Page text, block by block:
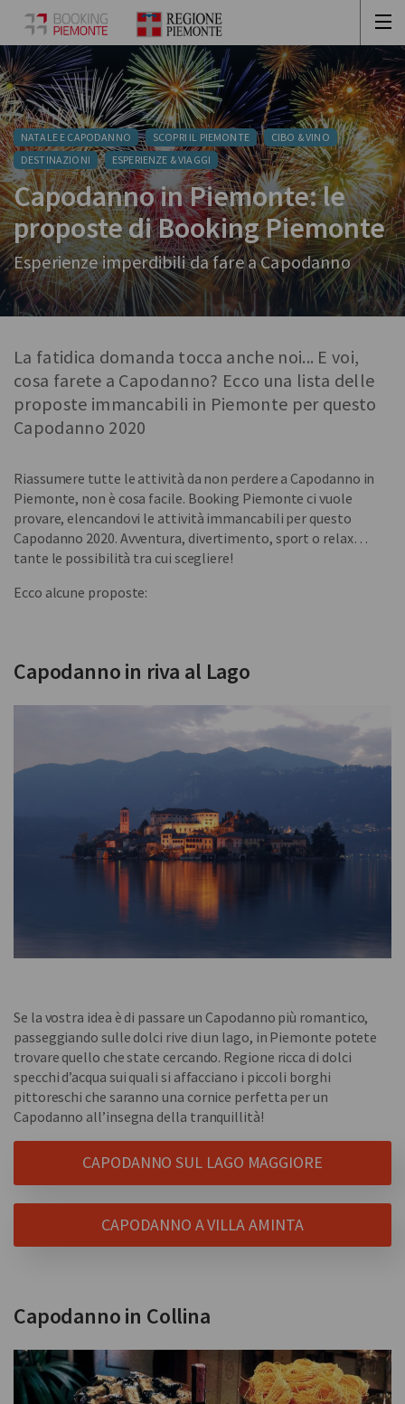
NATALE E CAPODANNO SCOPRI IL PIEMONTE
CIBO & VINO
DESTINAZIONI
ESPERIENZE & VIAGGI
Capodanno in Piemonte: le
proposte di Booking Piemonte
Esperienze imperdibili da fare a Capodanno
La fatidica domanda tocca anche noi... E voi,
cosa farete a Capodanno? Ecco una lista delle
proposte immancabili in Piemonte per questo
Capodanno 2020
Riassumere tutte le attività da non perdere a Capodanno in
Piemonte, non è cosa facile. Booking Piemonte ci vuole
provare, elencandovi le attività immancabili per questo
Capodanno 2020. Avventura, divertimento, sport o relax…
tante le possibilità tra cui scegliere!
Ecco alcune proposte:
Capodanno in riva al Lago
Se la vostra idea è di passare un Capodanno più romantico,
passeggiando sulle dolci rive di un lago, in Piemonte potete
trovare quello che state cercando. Regione ricca di dolci
specchi d’acqua sui quali si affacciano i piccoli borghi
pittoreschi che saranno una cornice perfetta per un
Capodanno all’insegna della tranquillità!
CAPODANNO SUL LAGO MAGGIORE
CAPODANNO A VILLA AMINTA
Capodanno in Collina